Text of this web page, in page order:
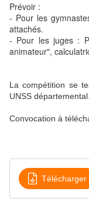
Prévoir :
- Pour les
attachés.
- Pour les juges :
animateur",
La compétition se
UNSS départemental.
Convocation à
Télécharger